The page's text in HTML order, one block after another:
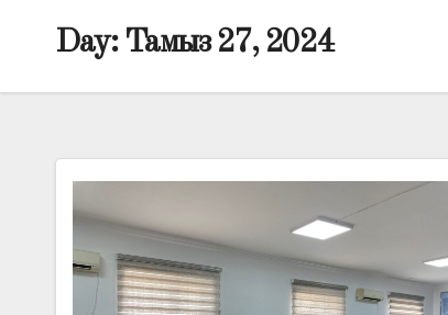
Day: Тамыз 27, 2024